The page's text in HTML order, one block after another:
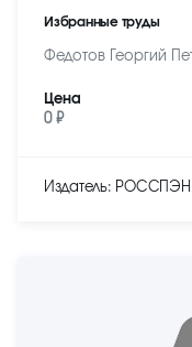
Избранные труды
Федотов Георгий
Цена
0 ₽
Издатель: РОССПЭН